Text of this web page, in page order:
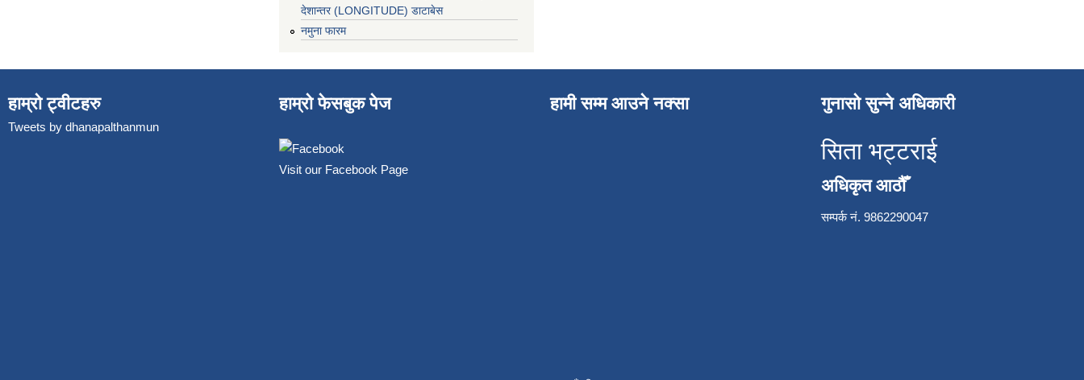
देशान्तर (LONGITUDE) डाटाबेस
नमुना फारम
हाम्रो ट्वीटहरु
Tweets by dhanapalthanmun
हाम्रो फेसबुक पेज
Visit our Facebook Page
हामी सम्म आउने नक्सा गुनासो सुन्ने अधिकारी
सिता भट्टराई
अधिकृत आठौँ
सम्पर्क नं. 9862290047